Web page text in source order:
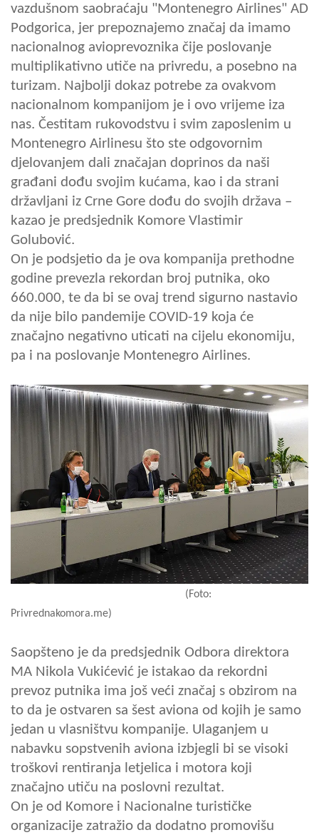
vazdušnom saobraćaju "Montenegro Airlines" AD
Podgorica, jer prepoznajemo značaj da imamo
nacionalnog avioprevoznika čije poslovanje
multiplikativno utiče na privredu, a posebno na
turizam. Najbolji dokaz potrebe za ovakvom
nacionalnom kompanijom je i ovo vrijeme iza
nas. Čestitam rukovodstvu i svim zaposlenim u
Montenegro Airlinesu što ste odgovornim
djelovanjem dali značajan doprinos da naši
građani dođu svojim kućama, kao i da strani
državljani iz Crne Gore dođu do svojih država –
kazao je predsjednik Komore Vlastimir
Golubović.
On je podsjetio da je ova kompanija prethodne
godine prevezla rekordan broj putnika, oko
660.000, te da bi se ovaj trend sigurno nastavio
da nije bilo pandemije COVID-19 koja će
značajno negativno uticati na cijelu ekonomiju,
pa i na poslovanje Montenegro Airlines.
(Foto:
Privrednakomora.me)
Saopšteno je da predsjednik Odbora direktora
MA Nikola Vukićević je istakao da rekordni
prevoz putnika ima još veći značaj s obzirom na
to da je ostvaren sa šest aviona od kojih je samo
jedan u vlasništvu kompanije. Ulaganjem u
nabavku sopstvenih aviona izbjegli bi se visoki
troškovi rentiranja letjelica i motora koji
značajno utiču na poslovni rezultat.
On je od Komore i Nacionalne turističke
organizacije zatražio da dodatno promovišu